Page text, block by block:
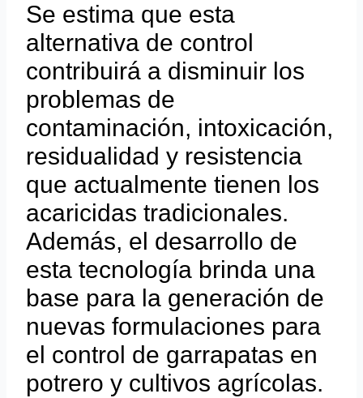
Se estima que esta
alternativa de control
contribuirá a disminuir los
problemas de
contaminación, intoxicación,
residualidad y resistencia
que actualmente tienen los
acaricidas tradicionales.
Además, el desarrollo de
esta tecnología brinda una
base para la generación de
nuevas formulaciones para
el control de garrapatas en
potrero y cultivos agrícolas.